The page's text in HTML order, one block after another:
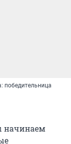
победительница
начинаем